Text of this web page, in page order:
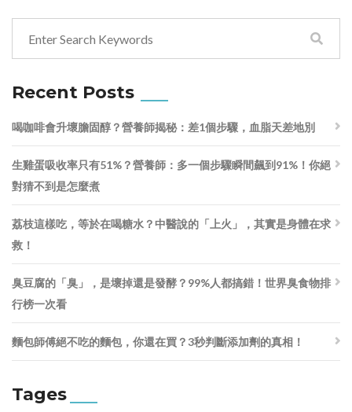
Recent Posts
喝咖啡會升壞膽固醇？營養師揭秘：差1個步驟，血脂天差地別
生雞蛋吸收率只有51%？營養師：多一個步驟瞬間飆到91%！你絕
對猜不到是怎麼煮
荔枝這樣吃，等於在喝糖水？中醫說的「上火」，其實是身體在求
救！
臭豆腐的「臭」，是壞掉還是發酵？99%人都搞錯！世界臭食物排
行榜一次看
麵包師傅絕不吃的麵包，你還在買？3秒判斷添加劑的真相！
Tages